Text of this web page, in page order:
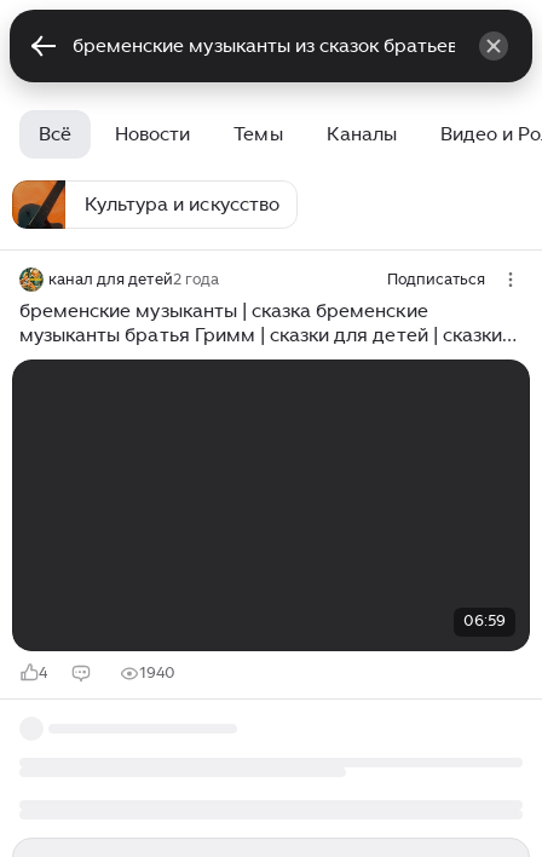
Всё Новости Темы Каналы Видео и
Культура и искусство
канал для детей2 года Подписаться
бременские музыканты | сказка бременские
музыканты братья Гримм | сказки для детей | сказки
на ночь
06:59
4 1940